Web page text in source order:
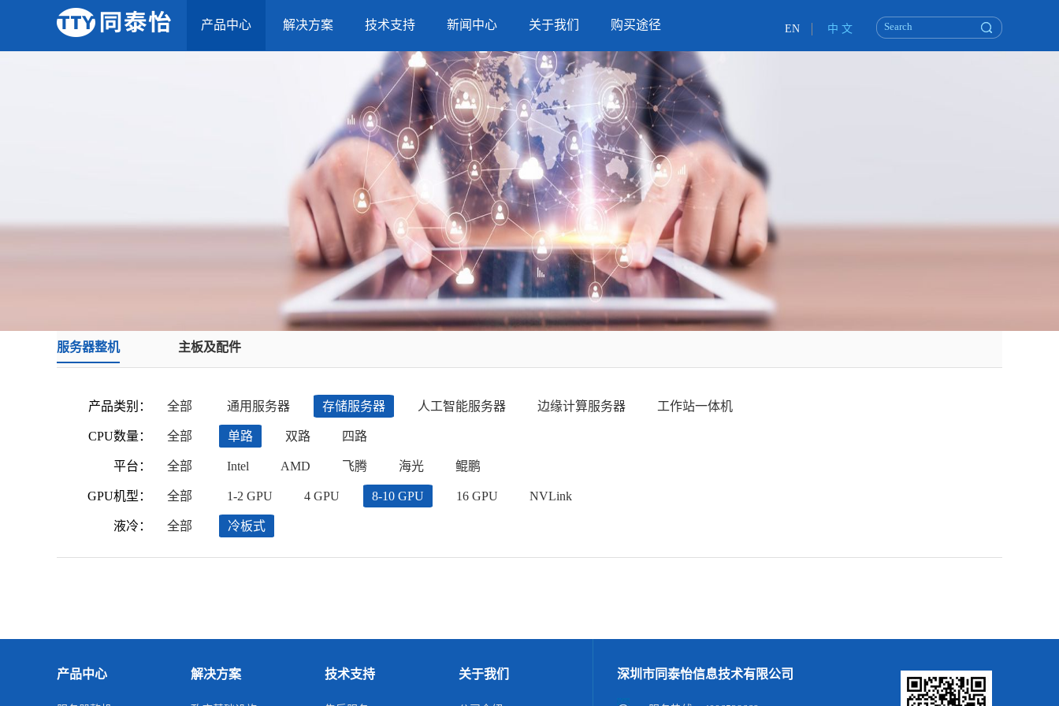
EN 中 文
产品中心 解决方案 技术支持 新闻中心 关于我们 购买途径
服务器整机 主板及配件
产品类别：
CPU数量：
平台：
GPU机型：
液冷：
全部 通用服务器 存储服务器 人工智能服务器 边缘计算服务器 工作站一体机
全部 单路 双路 四路
全部 Intel AMD 飞腾 海光 鲲鹏
全部 1-2 GPU 4 GPU 8-10 GPU 16 GPU NVLink
全部 冷板式
产品中心 解决方案 技术支持 关于我们 深圳市同泰怡信息技术有限公司